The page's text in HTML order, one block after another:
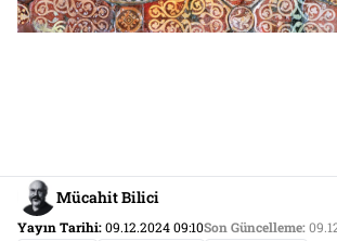
Mücahit Bilici
Yayın Tarihi:09.12.2024 09:10Son Güncelleme: